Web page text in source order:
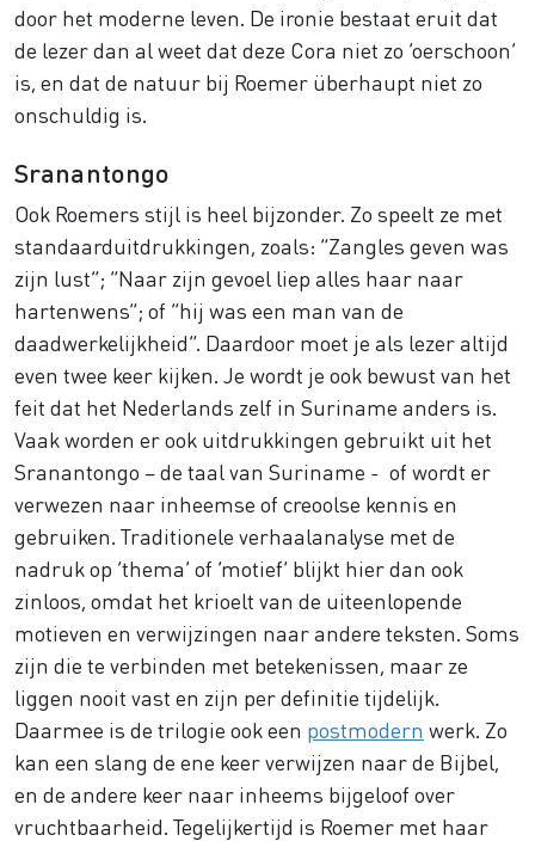
door het moderne leven. De ironie bestaat eruit dat
de lezer dan al weet dat deze Cora niet zo ‘oerschoon’
is, en dat de natuur bij Roemer überhaupt niet zo
onschuldig is.
Sranantongo
Ook Roemers stijl is heel bijzonder. Zo speelt ze met
standaarduitdrukkingen, zoals: “Zangles geven was
zijn lust”; “Naar zijn gevoel liep alles haar naar
hartenwens”; of “hij was een man van de
daadwerkelijkheid”. Daardoor moet je als lezer altijd
even twee keer kijken. Je wordt je ook bewust van het
feit dat het Nederlands zelf in Suriname anders is.
Vaak worden er ook uitdrukkingen gebruikt uit het
Sranantongo – de taal van Suriname - of wordt er
verwezen naar inheemse of creoolse kennis en
gebruiken. Traditionele verhaalanalyse met de
nadruk op ‘thema’ of ‘motief’ blijkt hier dan ook
zinloos, omdat het krioelt van de uiteenlopende
motieven en verwijzingen naar andere teksten. Soms
zijn die te verbinden met betekenissen, maar ze
liggen nooit vast en zijn per definitie tijdelijk.
Daarmee is de trilogie ook een postmodern werk. Zo
kan een slang de ene keer verwijzen naar de Bijbel,
en de andere keer naar inheems bijgeloof over
vruchtbaarheid. Tegelijkertijd is Roemer met haar